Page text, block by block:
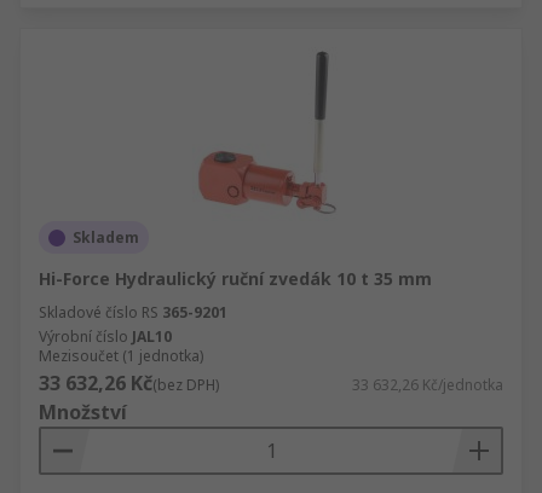
Skladem
Hi-Force Hydraulický ruční zvedák 10 t 35 mm
Skladové číslo RS 365-9201
Výrobní číslo JAL10
Mezisoučet (1 jednotka)
33 632,26 Kč(bez DPH) 33 632,26 Kč/jednotka
Množství